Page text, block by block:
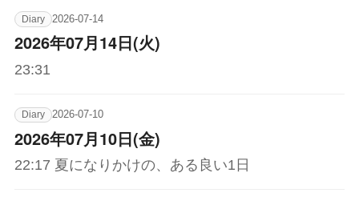
Diary 2026-07-14
2026年07月14日(火)
23:31
Diary 2026-07-10
2026年07月10日(金)
22:17 夏になりかけの、ある良い1日